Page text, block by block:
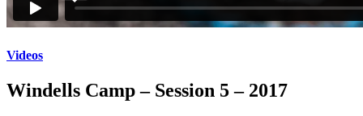
Videos
Windells Camp – Session 5 – 2017